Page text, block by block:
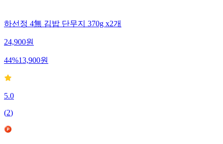
하선정 4無 김밥 단무지 370g x2개
24,900원
44%13,900원
5.0
(2)